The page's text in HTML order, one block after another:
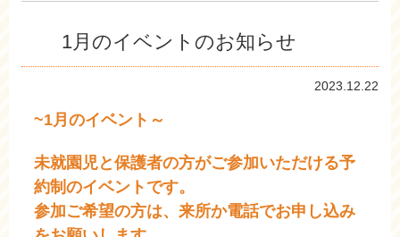
1月のイベントのお知らせ
2023.12.22
~1月のイベント～
未就園児と保護者の方がご参加いただける予
約制のイベントです。
参加ご希望の方は、来所か電話でお申し込み